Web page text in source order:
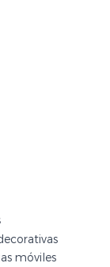
móviles